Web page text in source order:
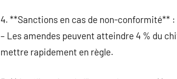
4. **Sanctions en cas de non-conformité** :
– Les amendes peuvent atteindre 4 % du
mettre rapidement en règle.